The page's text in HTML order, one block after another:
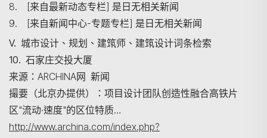
搜尋
8. [来自最新动态专栏] 是日无相关新闻
9. [来自新闻中心-专题专栏] 是日无相关新闻
V. 城市设计、规划、建筑师、建筑设计词条检索
10. 石家庄交投大厦
来源：ARCHINA网 新闻
撮要（北京办提供）：项目设计团队创造性融合高铁片
区"流动·速度"的区位特质…
http://www.archina.com/index.php?